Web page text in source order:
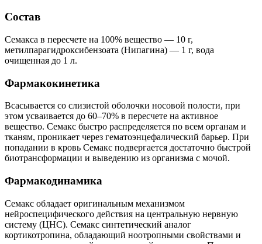
Состав
Семакса в пересчете на 100% вещество — 10 г,
метилпарагидроксибензоата (Нипагина) — 1 г, вода
очищенная до 1 л.
Фармакокинетика
Всасывается со слизистой оболочки носовой полости, при
этом усваивается до 60–70% в пересчете на активное
вещество. Семакс быстро распределяется по всем органам и
тканям, проникает через гематоэнцефалический барьер. При
попадании в кровь Семакс подвергается достаточно быстрой
биотрансформации и выведению из организма с мочой.
Фармакодинамика
Семакс обладает оригинальным механизмом
нейроспецифического действия на центральную нервную
систему (ЦНС). Семакс синтетический аналог
кортикотропина, обладающий ноотропными свойствами и